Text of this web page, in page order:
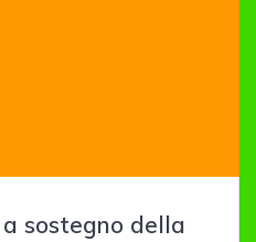
sostegno della